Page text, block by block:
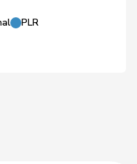
PLR